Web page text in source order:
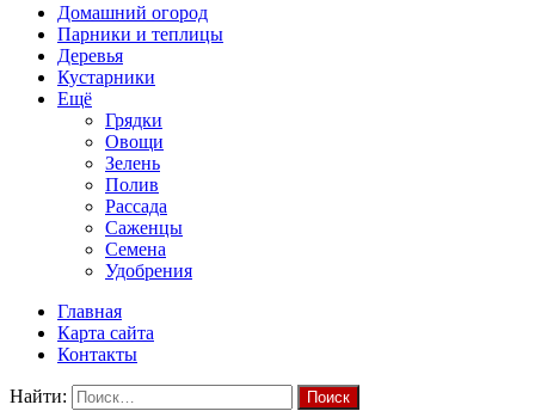
Домашний огород
Парники и теплицы
Деревья
Кустарники
Ещё
Грядки
Овощи
Зелень
Полив
Рассада
Саженцы
Семена
Удобрения
Главная
Карта сайта
Контакты
Найти: